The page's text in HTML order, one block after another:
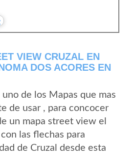
VIEW CRUZAL EN
DOS ACORES EN
de los Mapas que mas
de usar , para concocer
un mapa street view el
las flechas para
de Cruzal desde esta